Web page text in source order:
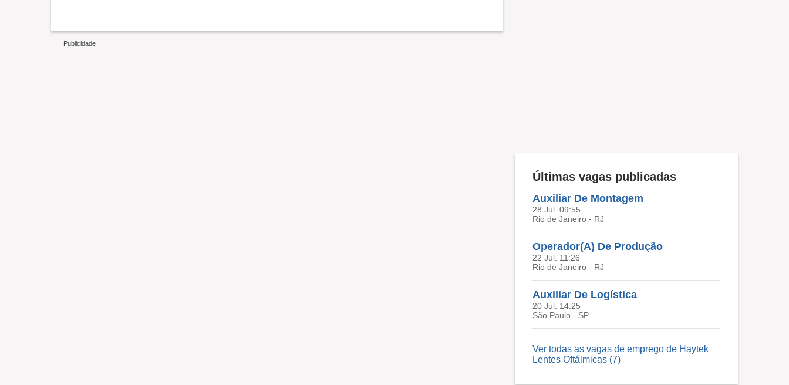
Ambiente de trabalho Benefícios
Últimas vagas publicadas
Auxiliar De Montagem
28 Jul. 09:55
Rio de Janeiro - RJ
Operador(A) De Produção
22 Jul. 11:26
Rio de Janeiro - RJ
Auxiliar De Logística
20 Jul. 14:25
São Paulo - SP
Ver todas as vagas de emprego de Haytek
Lentes Oftálmicas (7)